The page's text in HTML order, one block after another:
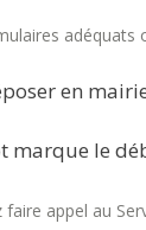
adéquats
en
marque le
appel au